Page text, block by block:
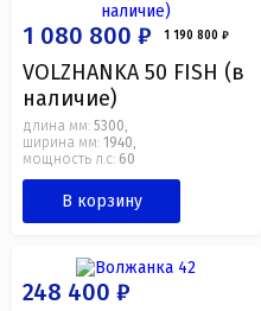
1 190 800 ₽
1 080 800 ₽
VOLZHANKA 50 FISH (в
наличие)
длина мм: 5300 ,
ширина мм: 1940 ,
мощность л.с: 60
В корзину
248 400 ₽